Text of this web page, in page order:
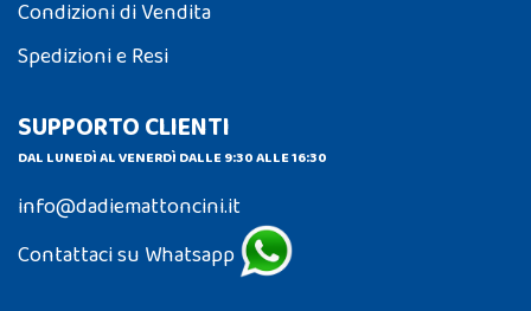
Condizioni di Vendita
Spedizioni e Resi
SUPPORTO CLIENTI
DAL LUNEDÌ AL VENERDÌ DALLE 9:30 ALLE 16:30
info@dadiemattoncini.it
Contattaci su Whatsapp